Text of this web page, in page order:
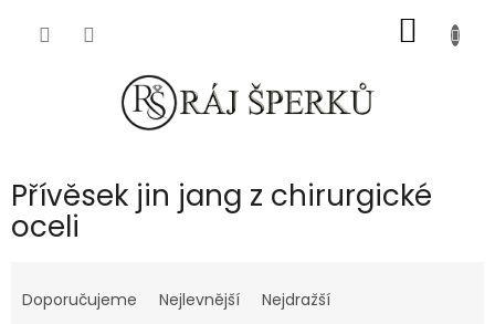
KOŠÍK
Přívěsek jin jang z chirurgické
oceli
aDoporučujeme Nejlevnější
Nejdražší